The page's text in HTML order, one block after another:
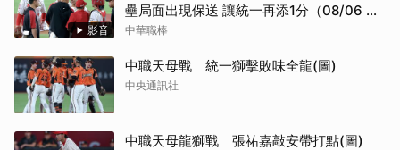
影音
壘局面出現保送 讓統一再添1分（08/06 統
一 VS 味全）
中華職棒
中職天母戰 統一獅擊敗味全龍(圖)
中央通訊社
中職天母龍獅戰 張祐嘉敲安帶打點(圖)